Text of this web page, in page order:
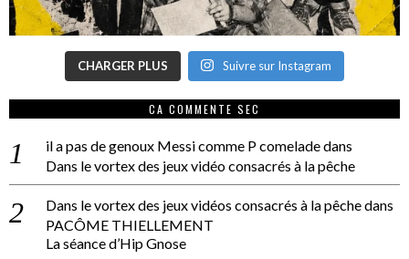
CHARGER PLUS Suivre sur Instagram
CA COMMENTE SEC
il a pas de genoux Messi comme P comeladedans
Dans le vortex des jeux vidéo consacrés à la pêche
Dans le vortex des jeux vidéos consacrés à la pêchedans
PACÔME THIELLEMENT
La séance d’Hip Gnose